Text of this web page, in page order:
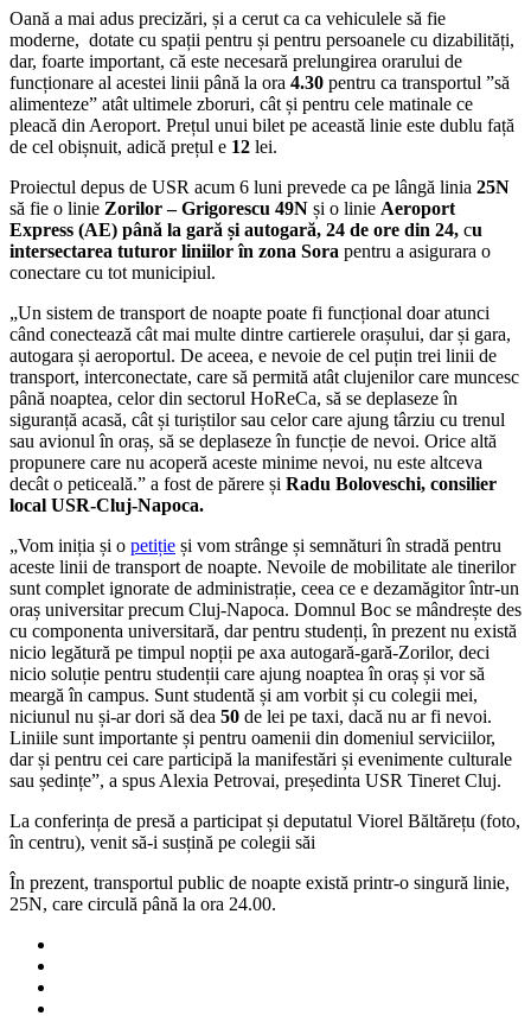
Oană a mai adus precizări, și a cerut ca ca vehiculele să fie
moderne, dotate cu spații pentru și pentru persoanele cu dizabilități,
dar, foarte important, că este necesară prelungirea orarului de
funcționare al acestei linii până la ora 4.30 pentru ca transportul ”să
alimenteze” atât ultimele zboruri, cât și pentru cele matinale ce
pleacă din Aeroport. Prețul unui bilet pe această linie este dublu față
de cel obișnuit, adică prețul e 12 lei.
Proiectul depus de USR acum 6 luni prevede ca pe lângă linia 25N
să fie o linie Zorilor – Grigorescu 49N și o linie Aeroport
Express (AE) până la gară și autogară, 24 de ore din 24, cu
intersectarea tuturor liniilor în zona Sora pentru a asigurara o
conectare cu tot municipiul.
„Un sistem de transport de noapte poate fi funcțional doar atunci
când conectează cât mai multe dintre cartierele orașului, dar și gara,
autogara și aeroportul. De aceea, e nevoie de cel puțin trei linii de
transport, interconectate, care să permită atât clujenilor care muncesc
până noaptea, celor din sectorul HoReCa, să se deplaseze în
siguranță acasă, cât și turiștilor sau celor care ajung târziu cu trenul
sau avionul în oraș, să se deplaseze în funcție de nevoi. Orice altă
propunere care nu acoperă aceste minime nevoi, nu este altceva
decât o peticeală.” a fost de părere și Radu Boloveschi, consilier
local USR-Cluj-Napoca.
„Vom iniția și o petiție și vom strânge și semnături în stradă pentru
aceste linii de transport de noapte. Nevoile de mobilitate ale tinerilor
sunt complet ignorate de administrație, ceea ce e dezamăgitor într-un
oraș universitar precum Cluj-Napoca. Domnul Boc se mândrește des
cu componenta universitară, dar pentru studenți, în prezent nu există
nicio legătură pe timpul nopții pe axa autogară-gară-Zorilor, deci
nicio soluție pentru studenții care ajung noaptea în oraș și vor să
meargă în campus. Sunt studentă și am vorbit și cu colegii mei,
niciunul nu și-ar dori să dea 50 de lei pe taxi, dacă nu ar fi nevoi.
Liniile sunt importante și pentru oamenii din domeniul serviciilor,
dar și pentru cei care participă la manifestări și evenimente culturale
sau ședințe”, a spus Alexia Petrovai, președinta USR Tineret Cluj.
La conferința de presă a participat și deputatul Viorel Băltărețu (foto,
în centru), venit să-i susțină pe colegii săi
În prezent, transportul public de noapte există printr-o singură linie,
25N, care circulă până la ora 24.00.